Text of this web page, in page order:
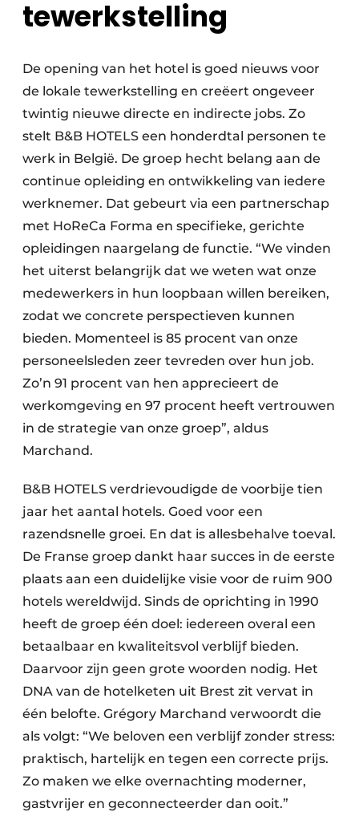
tewerkstelling
De opening van het hotel is goed nieuws voor
de lokale tewerkstelling en creëert ongeveer
twintig nieuwe directe en indirecte jobs. Zo
stelt B&B HOTELS een honderdtal personen te
werk in België. De groep hecht belang aan de
continue opleiding en ontwikkeling van iedere
werknemer. Dat gebeurt via een partnerschap
met HoReCa Forma en specifieke, gerichte
opleidingen naargelang de functie. “We vinden
het uiterst belangrijk dat we weten wat onze
medewerkers in hun loopbaan willen bereiken,
zodat we concrete perspectieven kunnen
bieden. Momenteel is 85 procent van onze
personeelsleden zeer tevreden over hun job.
Zo’n 91 procent van hen apprecieert de
werkomgeving en 97 procent heeft vertrouwen
in de strategie van onze groep”, aldus
Marchand.
B&B HOTELS verdrievoudigde de voorbije tien
jaar het aantal hotels. Goed voor een
razendsnelle groei. En dat is allesbehalve toeval.
De Franse groep dankt haar succes in de eerste
plaats aan een duidelijke visie voor de ruim 900
hotels wereldwijd. Sinds de oprichting in 1990
heeft de groep één doel: iedereen overal een
betaalbaar en kwaliteitsvol verblijf bieden.
Daarvoor zijn geen grote woorden nodig. Het
DNA van de hotelketen uit Brest zit vervat in
één belofte. Grégory Marchand verwoordt die
als volgt: “We beloven een verblijf zonder stress:
praktisch, hartelijk en tegen een correcte prijs.
Zo maken we elke overnachting moderner,
gastvrijer en geconnecteerder dan ooit.”